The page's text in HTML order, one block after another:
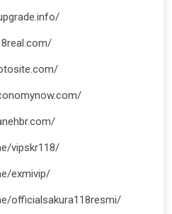
vipskr118/
exmivip/
officialsakura118resmi/